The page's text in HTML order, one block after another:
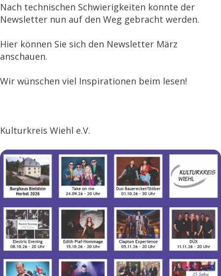
Nach technischen Schwierigkeiten konnte der
Newsletter nun auf den Weg gebracht werden.
Hier können Sie sich den Newsletter März
anschauen.
Wir wünschen viel Inspirationen beim lesen!
Kulturkreis Wiehl e.V.